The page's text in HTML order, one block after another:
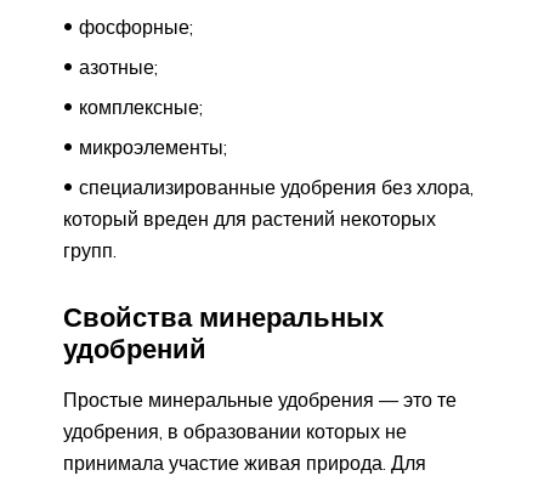
фосфорные;
азотные;
комплексные;
микроэлементы;
специализированные удобрения без хлора,
который вреден для растений некоторых
групп.
Свойства минеральных
удобрений
Простые минеральные удобрения — это те
удобрения, в образовании которых не
принимала участие живая природа. Для